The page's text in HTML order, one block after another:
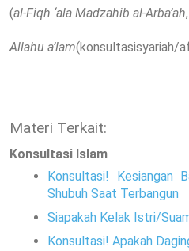
(al-Fiqh ‘ala Madzahib al-Arba’ah
Allahu a’lam(konsultasisyariah/
Materi Terkait:
Konsultasi Islam
Konsultasi! Kesiangan
Shubuh Saat Terbangun
Siapakah Kelak Istri/
Konsultasi! Apakah